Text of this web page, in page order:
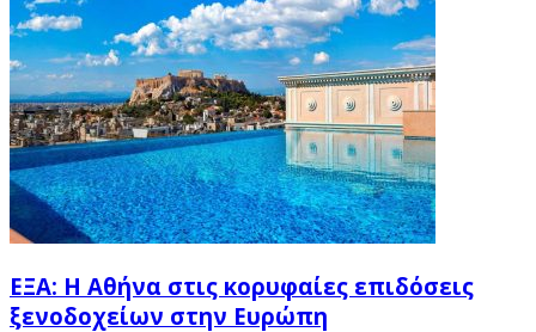
ΕΞΑ: Η Αθήνα στις κορυφαίες επιδόσεις
ξενοδοχείων στην Ευρώπη